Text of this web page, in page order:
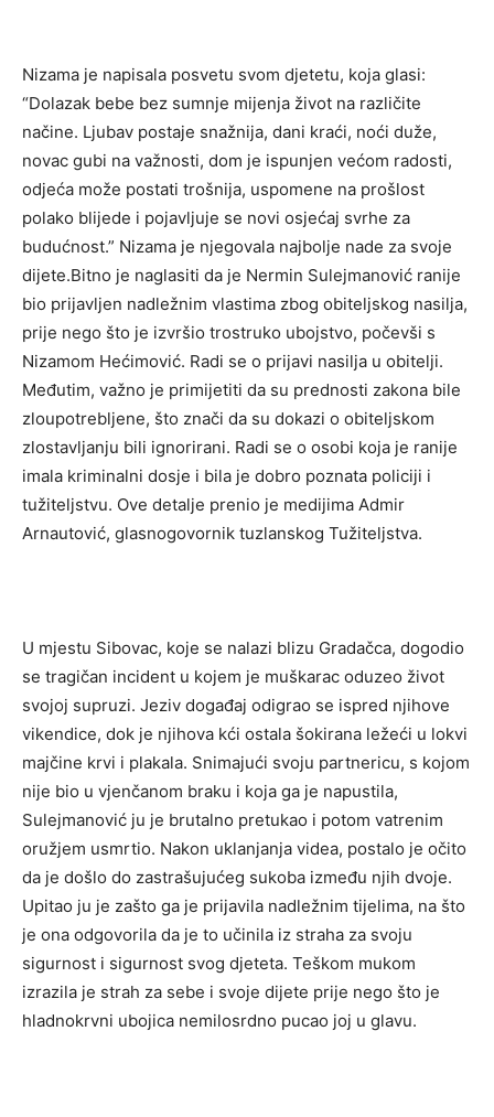
Nizama je napisala posvetu svom djetetu, koja glasi:
“Dolazak bebe bez sumnje mijenja život na različite
načine. Ljubav postaje snažnija, dani kraći, noći duže,
novac gubi na važnosti, dom je ispunjen većom radosti,
odjeća može postati trošnija, uspomene na prošlost
polako blijede i pojavljuje se novi osjećaj svrhe za
budućnost.” Nizama je njegovala najbolje nade za svoje
dijete.Bitno je naglasiti da je Nermin Sulejmanović ranije
bio prijavljen nadležnim vlastima zbog obiteljskog nasilja,
prije nego što je izvršio trostruko ubojstvo, počevši s
Nizamom Hećimović. Radi se o prijavi nasilja u obitelji.
Međutim, važno je primijetiti da su prednosti zakona bile
zloupotrebljene, što znači da su dokazi o obiteljskom
zlostavljanju bili ignorirani. Radi se o osobi koja je ranije
imala kriminalni dosje i bila je dobro poznata policiji i
tužiteljstvu. Ove detalje prenio je medijima Admir
Arnautović, glasnogovornik tuzlanskog Tužiteljstva.
U mjestu Sibovac, koje se nalazi blizu Gradačca, dogodio
se tragičan incident u kojem je muškarac oduzeo život
svojoj supruzi. Jeziv događaj odigrao se ispred njihove
vikendice, dok je njihova kći ostala šokirana ležeći u lokvi
majčine krvi i plakala. Snimajući svoju partnericu, s kojom
nije bio u vjenčanom braku i koja ga je napustila,
Sulejmanović ju je brutalno pretukao i potom vatrenim
oružjem usmrtio. Nakon uklanjanja videa, postalo je očito
da je došlo do zastrašujućeg sukoba između njih dvoje.
Upitao ju je zašto ga je prijavila nadležnim tijelima, na što
je ona odgovorila da je to učinila iz straha za svoju
sigurnost i sigurnost svog djeteta. Teškom mukom
izrazila je strah za sebe i svoje dijete prije nego što je
hladnokrvni ubojica nemilosrdno pucao joj u glavu.